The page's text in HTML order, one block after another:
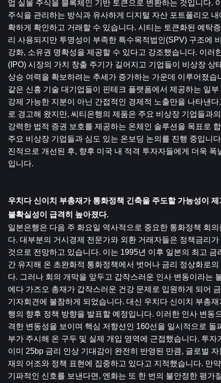
업 실물 주식을 블록체인 기반 토큰으로 변환하는 것입니다.
주식을 관리하는 방식과 유사하게 디지털 자산 포트폴리오
확하게 확인하고 거래할 수 있습니다. 시티는 토큰화된 예탁
리 사용되지만 투명성이 부족한 특수목적법인(SPV) 구조에
강화, 소유권 명확성을 제공할 수 있다고 강조했습니다. 이러
(IPO) 시장의 가치 창출 주기가 길어지고 기업들이 비상장 상
상승 여력을 확보하려는 추세가 증가하는 가운데 이루어졌습
같은 신흥 기술 대기업들이 핀테크 플랫폼에서 제공하는 일
강제 가능한 지분이 아닌 간접적인 경제적 노출만을 나타낸
로 경고해 왔지만, 씨티은행의 제품은 주요 비상장 기업들과
강력한 법적 증권 보호를 제공하는 온체인 솔루션을 목표로
주요 비상장 기업들과 심도 있는 온보딩 논의를 진행 중입니
진적으로 개선된 후, 향후 미국 내 적격 투자자들에게 더욱 폭
입니다.
우치다 신이치 부총재가 통화정책 긴축을 주도할 가능성이
불확실성이 급격히 높아졌다.
일본은행은 다음 주 화요일 역사적으로 중요한 통화정책 회
다. 대부분의 거시경제 전문가와 외환 거래자들은 정책금리
것으로 전망하고 있습니다. 이는 1995년 이후 일본의 최고 금
간 유지해 온 초완화적 통화정책에서 벗어나 금리 정상화로
다. 그러나 회의 개막을 앞두고 갑작스러운 인사 변동이라는
에다 가즈오 총재가 갑작스러운 건강 문제로 입원하게 되어
기자회견에 불참하게 되었습니다. 대신 우치다 신이치 부총
행의 향후 정책 방향을 발표할 예정입니다. 이러한 인사 변동
격한 변동성을 보이며 핵심 저항선인 160선을 일시적으로 돌
부가 주시해 온 구두 및 실제 개입 영역에 근접했습니다. 투
이미 25bp 금리 인상 기대감이 완전히 반영된 만큼, 글로벌
재의 어조와 정책 표현에 집중하고 있다고 지적했습니다. 만
기파적인 신호를 보낸다면, 엔화는 또 한 번의 불안정한 평가